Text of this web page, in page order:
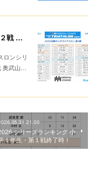
2026 沖縄キッズトライアスロン・第２戦 トライアスロン リザルト
ロンシリ
奥武山…
21:00
シリーズランキング 小
１年生・第１戦終了時！